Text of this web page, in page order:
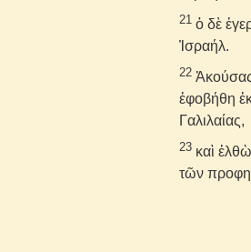
21 ὁ δὲ
Ἰσραήλ.
22
ἐφοβήθη
Γαλιλαίας,
23 καὶ
τῶν